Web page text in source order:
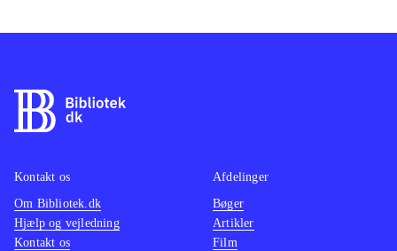
Kontakt os
Om Bibliotek.dk
Hjælp og vejledning
Kontakt os
Afdelinger
Bøger
Artikler
Film